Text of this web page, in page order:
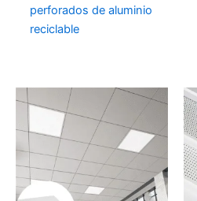
perforados de aluminio
reciclable